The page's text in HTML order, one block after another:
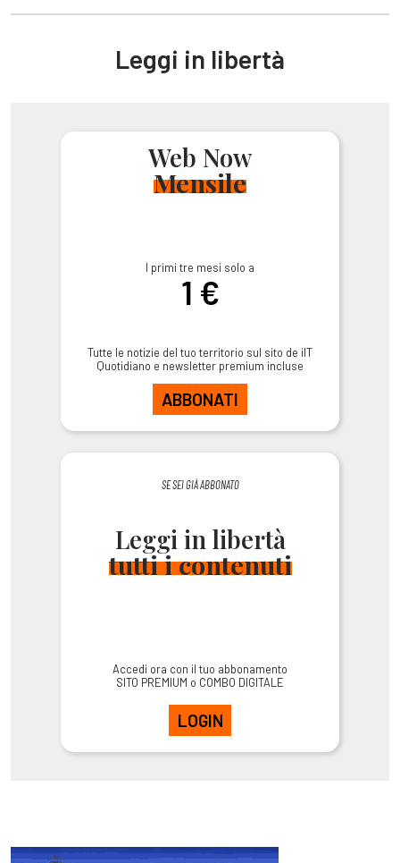
Leggi in libertà
Web Now
Mensile
I primi tre mesi solo a
1 €
Tutte le notizie del tuo territorio sul sito de ilT
Quotidiano e newsletter premium incluse
ABBONATI
SE SEI GIÀ ABBONATO
Leggi in libertà
tutti i contenuti
Accedi ora con il tuo abbonamento
SITO PREMIUM o COMBO DIGITALE
LOGIN